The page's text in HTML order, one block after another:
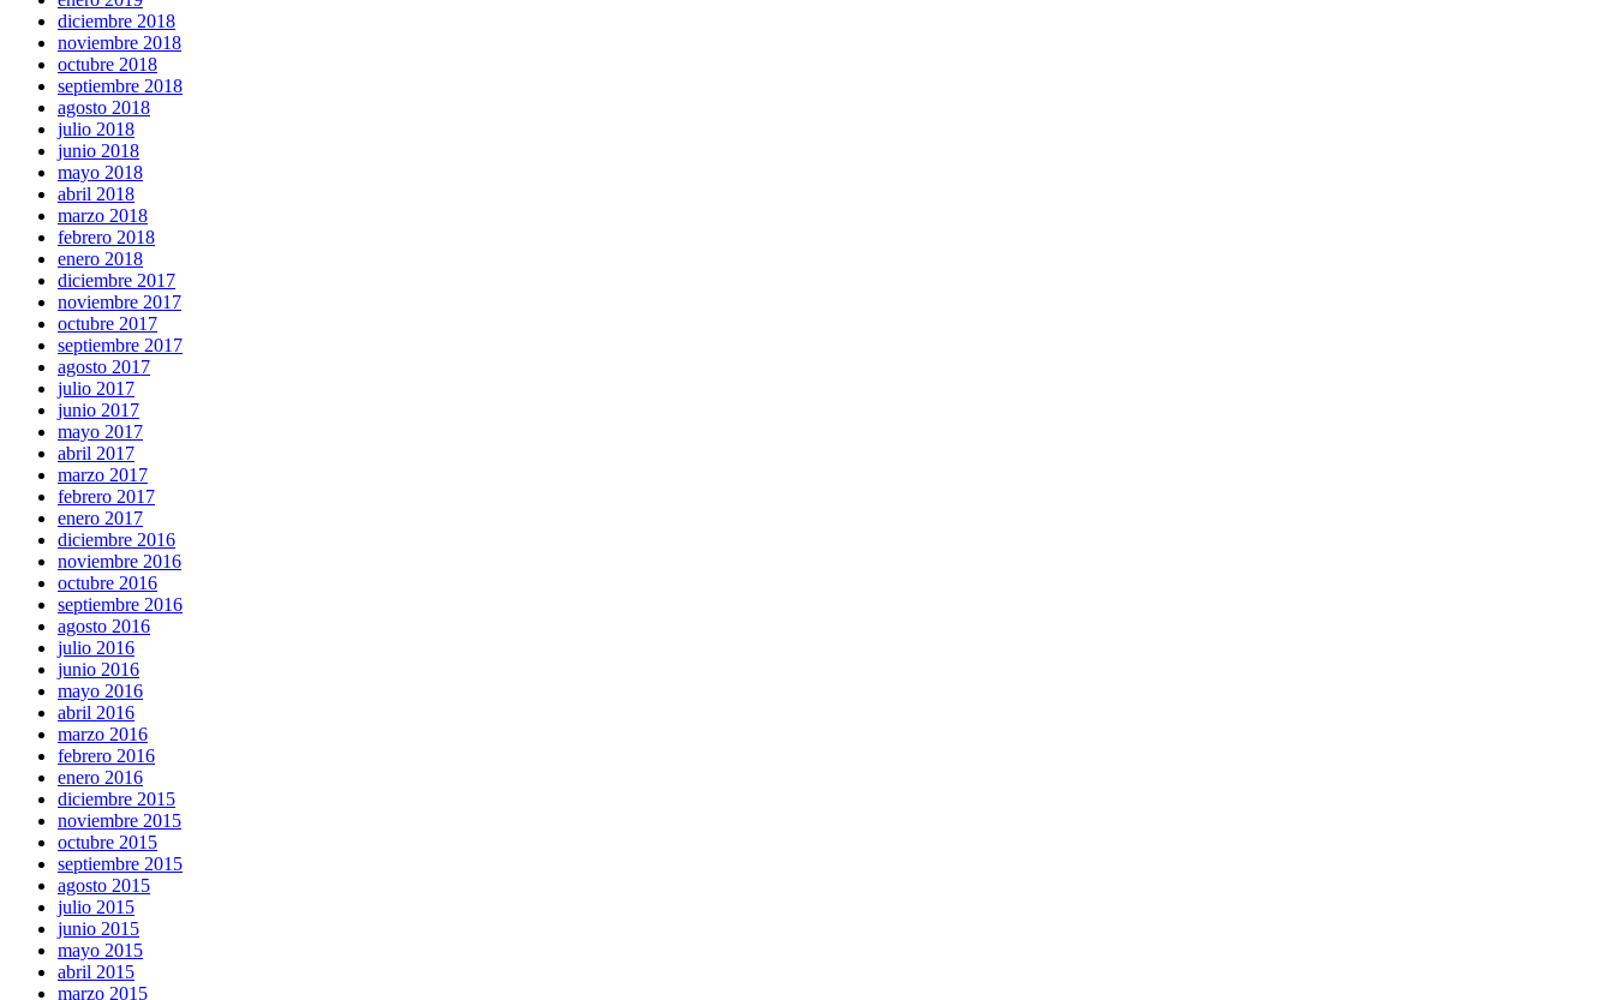
diciembre 2018
noviembre 2018
octubre 2018
septiembre 2018
agosto 2018
julio 2018
junio 2018
mayo 2018
abril 2018
marzo 2018
febrero 2018
enero 2018
diciembre 2017
noviembre 2017
octubre 2017
septiembre 2017
agosto 2017
julio 2017
junio 2017
mayo 2017
abril 2017
marzo 2017
febrero 2017
enero 2017
diciembre 2016
noviembre 2016
octubre 2016
septiembre 2016
agosto 2016
julio 2016
junio 2016
mayo 2016
abril 2016
marzo 2016
febrero 2016
enero 2016
diciembre 2015
noviembre 2015
octubre 2015
septiembre 2015
agosto 2015
julio 2015
junio 2015
mayo 2015
abril 2015
marzo 2015